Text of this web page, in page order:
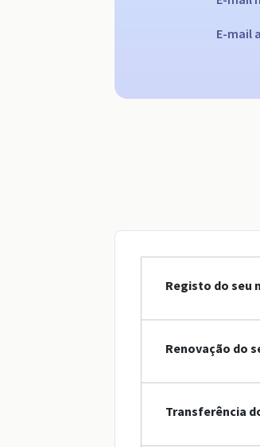
E-mail
Registo do seu
Renovação do
Transferência